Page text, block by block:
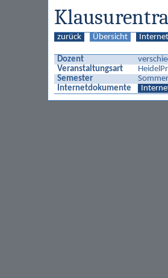
zurück Übersicht
Dozent
Veranstaltungsart
Semester
Internetdokumente